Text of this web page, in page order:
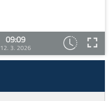
09:09
12. 3. 2026